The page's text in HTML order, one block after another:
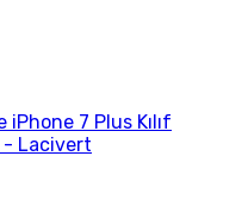
7 Plus Kılıf
- Lacivert